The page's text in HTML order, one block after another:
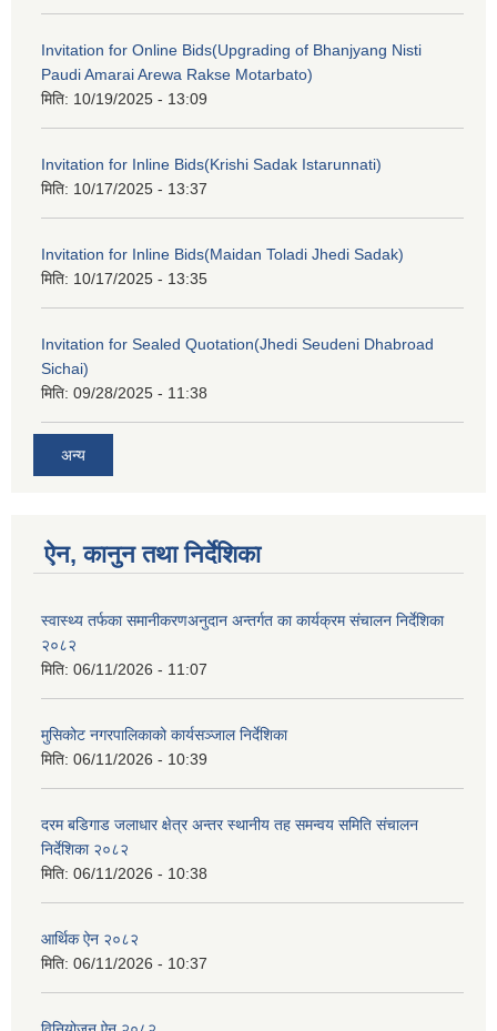
Invitation for Online Bids(Upgrading of Bhanjyang Nisti
Paudi Amarai Arewa Rakse Motarbato)
मिति: 10/19/2025 - 13:09
Invitation for Inline Bids(Krishi Sadak Istarunnati)
मिति: 10/17/2025 - 13:37
Invitation for Inline Bids(Maidan Toladi Jhedi Sadak)
मिति: 10/17/2025 - 13:35
Invitation for Sealed Quotation(Jhedi Seudeni Dhabroad
Sichai)
मिति: 09/28/2025 - 11:38
अन्य
ऐन, कानुन तथा निर्देशिका
स्वास्थ्य तर्फका समानीकरणअनुदान अन्तर्गत का कार्यक्रम संचालन निर्देशिका
२०८२
मिति: 06/11/2026 - 11:07
मुसिकोट नगरपालिकाको कार्यसञ्जाल निर्देशिका
मिति: 06/11/2026 - 10:39
दरम बडिगाड जलाधार क्षेत्र अन्तर स्थानीय तह समन्वय समिति संचालन
निर्देशिका २०८२
मिति: 06/11/2026 - 10:38
आर्थिक ऐन २०८२
मिति: 06/11/2026 - 10:37